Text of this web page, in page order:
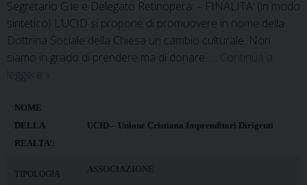
Segretario G.le e Delegato Retinopera: – FINALITA’ (in modo
sintetico) L’UCID si propone di promuovere in nome della
Dottrina Sociale della Chiesa un cambio culturale. Non
siamo in grado di prendere ma di donare. … Continua a
leggere UCID
Cristiana
Imprenditori
»
NOME
DELLA
REALTA’:
UCID – Unione Cristiana Imprenditori Dirigenti
TIPOLOGIA ASSOCIAZIONE